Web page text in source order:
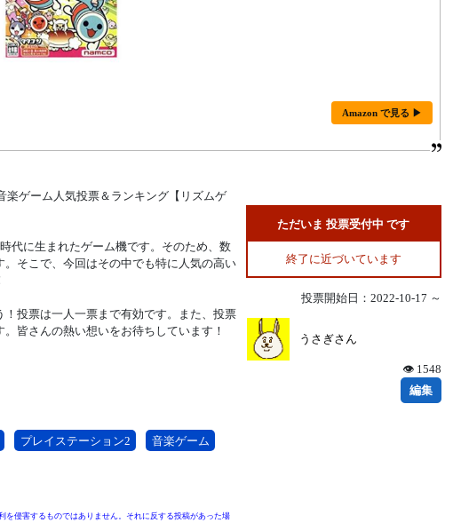
Amazon で見る ▶
楽ゲーム人気投票＆ランキング【リズムゲ
代に生まれたゲーム機です。そのため、数
そこで、今回はその中でも特に人気の高い
投票は一人一票まで有効です。また、投票
皆さんの熱い想いをお待ちしています！
プレイステーション2 音楽ゲーム
侵害するものではありません。それに反する投稿があった場
ただいま 投票受付中 です
終了に近づいています
投票開始日：2022-10-17 ～
うさぎさん
👁 1548
編集